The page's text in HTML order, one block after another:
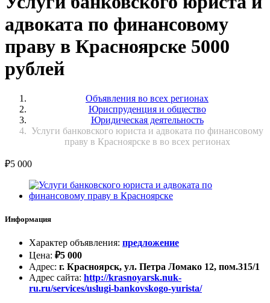
адвоката по финансовому
праву в Красноярске 5000
рублей
Объявления во всех регионах
Юриспруденция и общество
Юридическая деятельность
Услуги банковского юриста и адвоката по финансовому
праву в Красноярске в во всех регионах
₽5 000
Информация
Характер объявления: предложение
Цена: ₽5 000
Адрес: г. Красноярск, ул. Петра Ломако 12, пом.315/1
Адрес сайта: http://krasnoyarsk.nuk-
ru.ru/services/uslugi-bankovskogo-yurista/